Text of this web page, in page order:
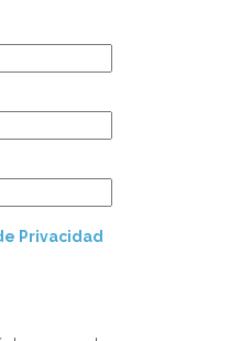
Privacidad